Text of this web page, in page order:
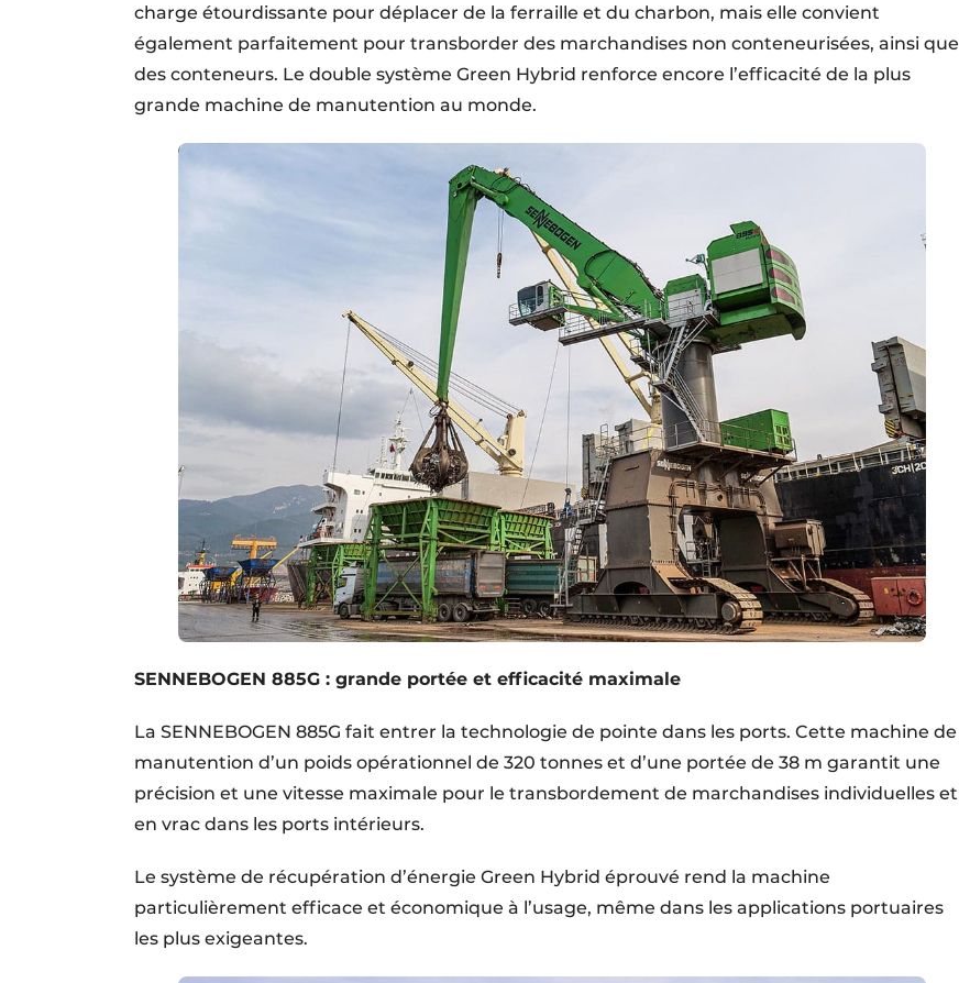
charge étourdissante pour déplacer de la ferraille et du charbon, mais elle convient
également parfaitement pour transborder des marchandises non conteneurisées, ainsi que
des conteneurs. Le double système Green Hybrid renforce encore l’efficacité de la plus
grande machine de manutention au monde.
SENNEBOGEN 885G : grande portée et efficacité maximale
La SENNEBOGEN 885G fait entrer la technologie de pointe dans les ports. Cette machine de
manutention d’un poids opérationnel de 320 tonnes et d’une portée de 38 m garantit une
précision et une vitesse maximale pour le transbordement de marchandises individuelles et
en vrac dans les ports intérieurs.
Le système de récupération d’énergie Green Hybrid éprouvé rend la machine
particulièrement efficace et économique à l’usage, même dans les applications portuaires
les plus exigeantes.